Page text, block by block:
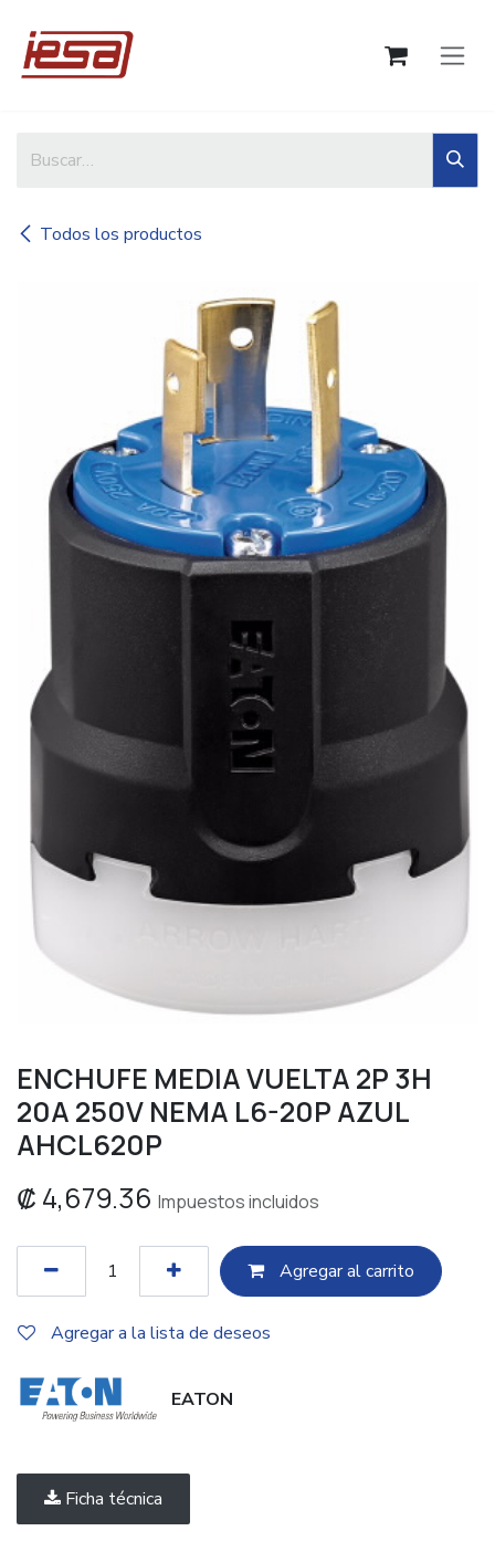
Todos los productos
ENCHUFE MEDIA VUELTA 2P 3H
20A 250V NEMA L6-20P AZUL
AHCL620P
₡ 4,679.36 Impuestos incluidos
Agregar al c​​arrito
Agregar a la lista de deseos
EATON
Ficha técnica